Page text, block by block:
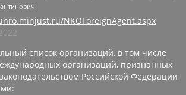
NKOForeignAgent.aspx
список организаций, в том числе
организаций, признанных
Российской Федерации